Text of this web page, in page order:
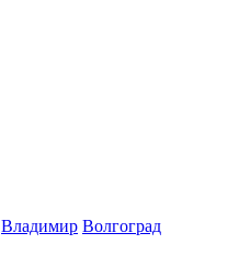
Владимир Волгоград